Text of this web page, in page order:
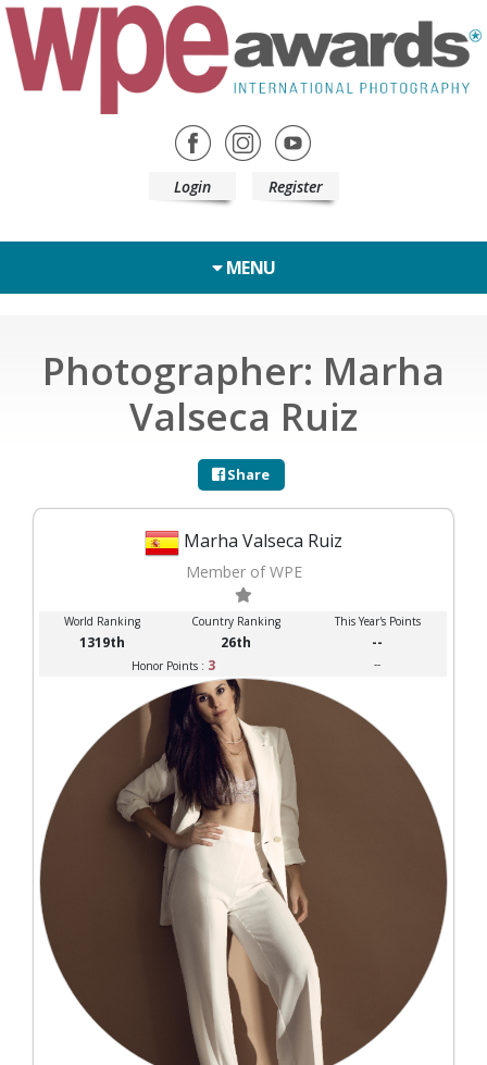
Login Register
MENU
Photographer: Marha
Valseca Ruiz
Share
Marha Valseca Ruiz
Member of WPE
World Ranking Country Ranking This Year's Points
1319th 26th --
Honor Points : 3 --